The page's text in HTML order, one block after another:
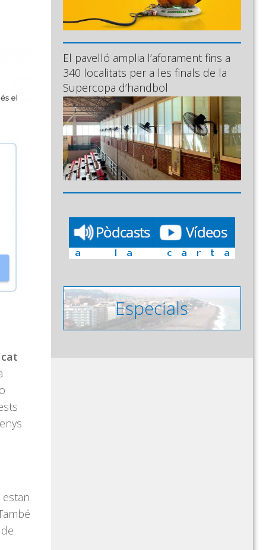
El pavelló amplia l’aforament fins a
340 localitats per a les finals de la
Supercopa d’handbol